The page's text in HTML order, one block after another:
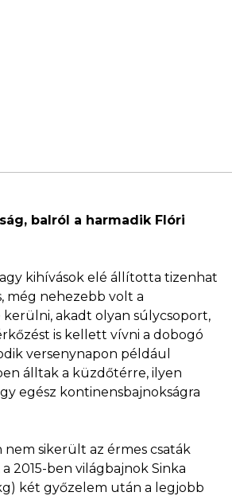
balról a harmadik Flóri
kihívások elé állította tizenhat
még nehezebb volt a
akadt olyan súlycsoport,
is kellett vívni a dobogó
versenynapon például
álltak a küzdőtérre, ilyen
egész kontinensbajnokságra
nem sikerült az érmes csaták
2015-ben világbajnok Sinka
két győzelem után a legjobb